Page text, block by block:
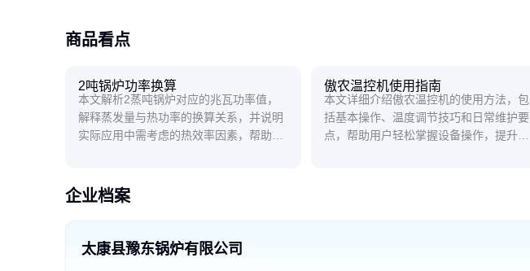
商品看点
2吨锅炉功率换算
本文解析2蒸吨锅炉对应的兆瓦功率值，
解释蒸发量与热功率的换算关系，并说明
实际应用中需考虑的热效率因素，帮助读
傲农温控机使用指南
本文详细介绍傲农温控机的使用方法，包
括基本操作、温度调节技巧和日常维护要
点，帮助用户轻松掌握设备操作，提升使
企业档案
太康县豫东锅炉有限公司